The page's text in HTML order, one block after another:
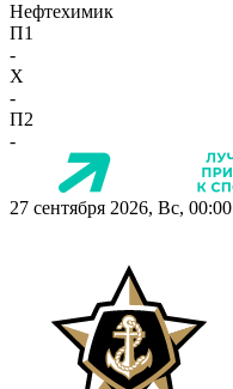
Нефтехимик
П1
-
X
-
П2
-
27 сентября 2026, Вс, 00:00